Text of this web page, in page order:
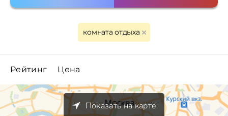
комната отдыха
Рейтинг Цена
Показать на карте